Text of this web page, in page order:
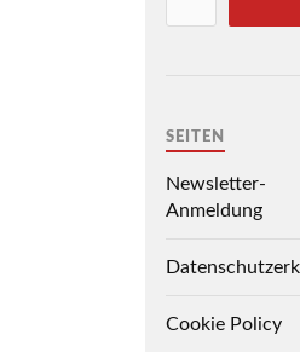
SEITEN
Newsletter-
Anmeldung
Cookie Policy